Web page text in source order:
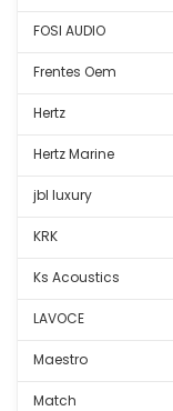
FOSI AUDIO
Frentes Oem
Hertz
Hertz Marine
jbl luxury
KRK
Ks Acoustics
LAVOCE
Maestro
Match